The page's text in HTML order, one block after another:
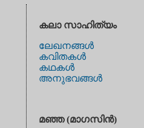
കലാ സാഹിത്യം
ലേഖനങ്ങള്‍
കവിതകള്‍
കഥകള്‍
അനുഭവങ്ങള്‍
മഞ്ഞ (മാഗസിന്‍)